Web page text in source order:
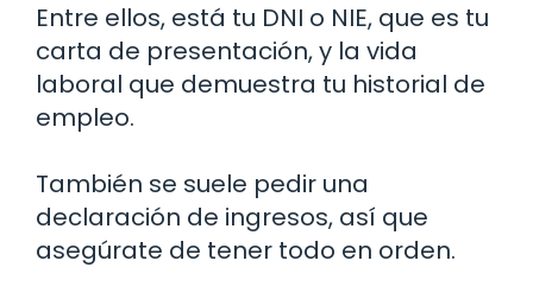
Entre ellos, está tu DNI o NIE, que es tu
carta de presentación, y la vida
laboral que demuestra tu historial de
empleo.
También se suele pedir una
declaración de ingresos, así que
asegúrate de tener todo en orden.